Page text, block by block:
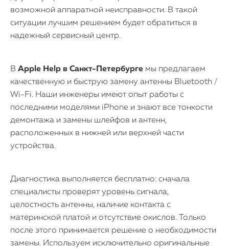
возможной аппаратной неисправности. В такой
ситуации лучшим решением будет обратиться в
надежный сервисный центр.
В Apple Help в Санкт-Петербурге мы предлагаем
качественную и быструю замену антенны Bluetooth /
Wi-Fi. Наши инженеры имеют опыт работы с
последними моделями iPhone и знают все тонкости
демонтажа и замены шлейфов и антенн,
расположенных в нижней или верхней части
устройства.
Диагностика выполняется бесплатно: сначала
специалисты проверят уровень сигнала,
целостность антенны, наличие контакта с
материнской платой и отсутствие окислов. Только
после этого принимается решение о необходимости
замены. Используем исключительно оригинальные